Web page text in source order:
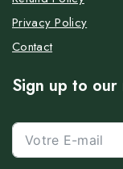
Privacy Policy
Contact
Sign up to